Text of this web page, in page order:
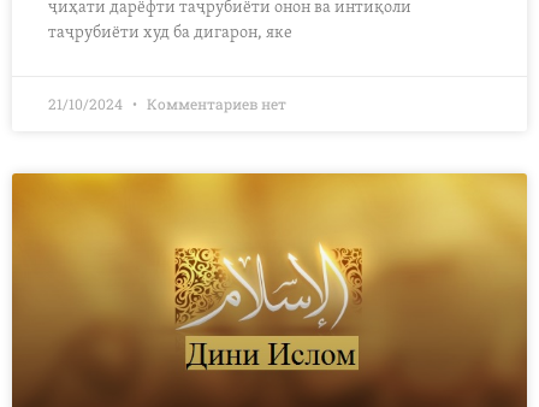
ҷиҳати дарёфти таҷрубиёти онон ва интиқоли
таҷрубиёти худ ба дигарон, яке
21/10/2024 Комментариев нет